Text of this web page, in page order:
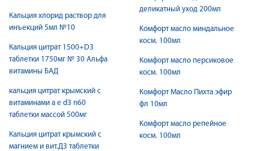
Кальция хлорид раствор для
инъекций 5мл №10
Кальция цитрат 1500+D3
таблетки 1750мг № 30 Альфа
витамины БАД
кальция цитрат крымский с
витаминами а е d3 n60
таблетки массой 500мг
Кальция цитрат крымский с
магнием и вит.Д3 таблетки
деликатный уход 200мл
Комфорт масло миндальное
косм. 100мл
Комфорт масло персиковое
косм. 100мл
Комфорт Масло Пихта эфир
фл 10мл
Комфорт масло репейное
косм. 100мл